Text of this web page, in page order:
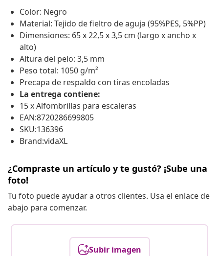
Color: Negro
Material: Tejido de fieltro de aguja (95%PES, 5%PP)
Dimensiones: 65 x 22,5 x 3,5 cm (largo x ancho x
alto)
Altura del pelo: 3,5 mm
Peso total: 1050 g/m²
Precapa de respaldo con tiras encoladas
La entrega contiene:
15 x Alfombrillas para escaleras
EAN:8720286699805
SKU:136396
Brand:vidaXL
¿Compraste un artículo y te gustó? ¡Sube una
foto!
Tu foto puede ayudar a otros clientes. Usa el enlace de
abajo para comenzar.
Subir imagen